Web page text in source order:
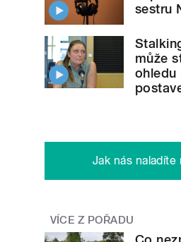
sestru
může
ohledu
Jak nás naladíte
VÍCE Z POŘADU